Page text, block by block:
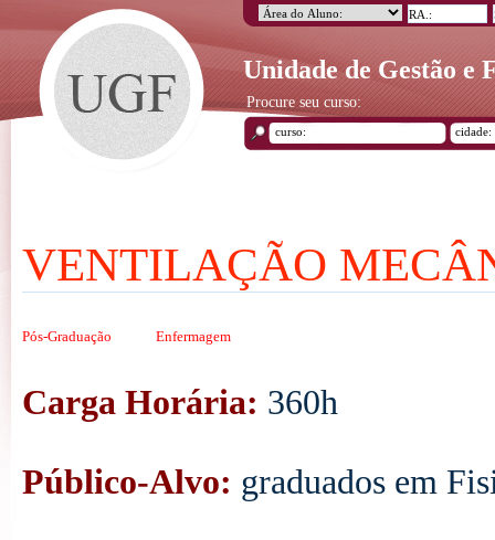
Unidade de Gestão e
Procure seu curso:
VENTILAÇÃO
Pós-Graduação Enfermagem
Carga Horária: 360h
Público-Alvo: graduados em